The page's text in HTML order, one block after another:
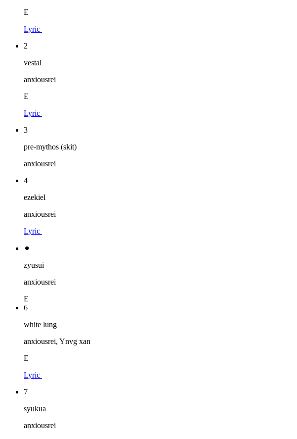
E
Lyric
2
vestal
anxiousrei
E
Lyric
3
pre-mythos (skit)
anxiousrei
4
ezekiel
anxiousrei
Lyric
⚫︎
zyusui
anxiousrei
E
6
white lung
anxiousrei, Ynvg xan
E
Lyric
7
syukua
anxiousrei